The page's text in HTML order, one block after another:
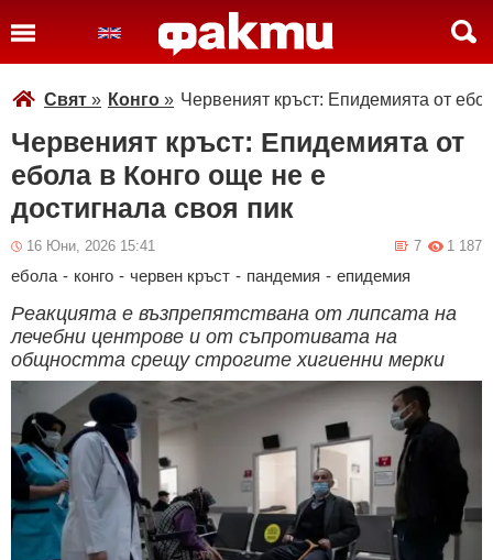
Свят » Конго » Червеният кръст: Епидемията от
Червеният кръст: Епидемията от
ебола в Конго още не е
достигнала своя пик
16 Юни, 2026 15:41 1 187
7
ебола - конго - червен кръст - пандемия - епидемия
Реакцията е възпрепятствана от липсата на
лечебни центрове и от съпротивата на
общността срещу строгите хигиенни мерки